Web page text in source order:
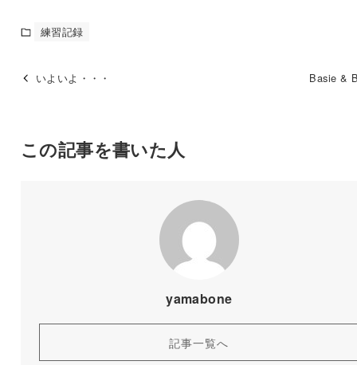
練習記録
いよいよ・・・ Basie &
この記事を書いた人
yamabone
記事一覧へ